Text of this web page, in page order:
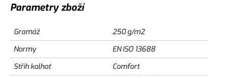
Parametry zboží
Gramáž
250 g/m2
Normy
EN ISO 13688
Střih kalhot
Comfort